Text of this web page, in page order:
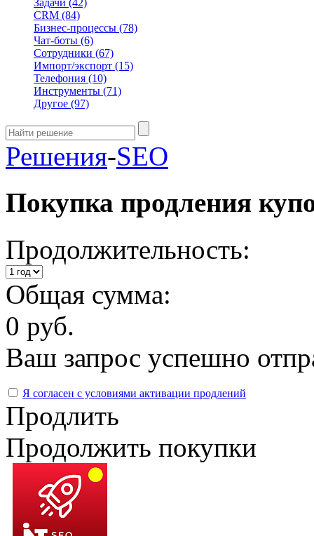
Задачи (42)
CRM (84)
Бизнес-процессы (78)
Чат-боты (6)
Сотрудники (67)
Импорт/экспорт (15)
Телефония (10)
Инструменты (71)
Другое (97)
Решения-SEO
Покупка продления
Продолжительность:
Общая сумма:
0 руб.
Ваш запрос успешно
Я согласен с условиями активации продлений
Продлить
Продолжить покупки